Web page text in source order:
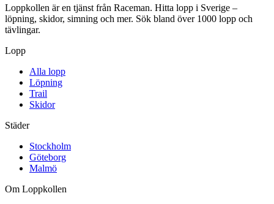
Loppkollen är en tjänst från Raceman. Hitta lopp i Sverige –
löpning, skidor, simning och mer. Sök bland över 1000 lopp och
tävlingar.
Lopp
Alla lopp
Löpning
Trail
Skidor
Städer
Stockholm
Göteborg
Malmö
Om Loppkollen